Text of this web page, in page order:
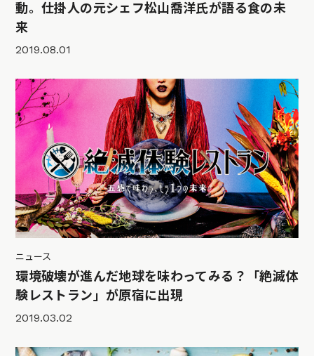
動。仕掛人の元シェフ松山喬洋氏が語る食の未
来
2019.08.01
ニュース
環境破壊が進んだ地球を味わってみる？「絶滅体
験レストラン」が原宿に出現
2019.03.02